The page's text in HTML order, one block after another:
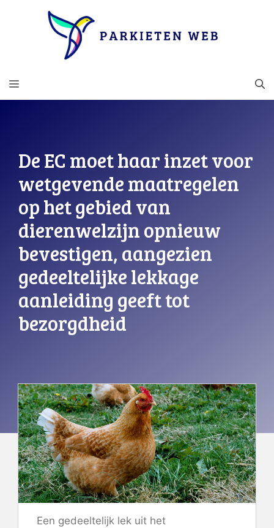
MENU
De EC moet haar inzet voor
wetgevende maatregelen
op het gebied van
dierenwelzijn opnieuw
bevestigen, aangezien
gedeeltelijke lekkage
aanleiding geeft tot
bezorgdheid
Een gedeeltelijk lek uit het